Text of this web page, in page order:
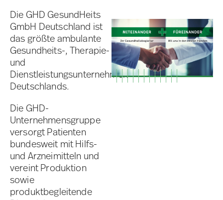
Die GHD GesundHeits
GmbH Deutschland ist
das größte ambulante
Gesundheits-, Therapie-
und
Dienstleistungsunternehmen
Deutschlands.
Die GHD-
Unternehmensgruppe
versorgt Patienten
bundesweit mit Hilfs-
und Arzneimitteln und
vereint Produktion
sowie
produktbegleitende